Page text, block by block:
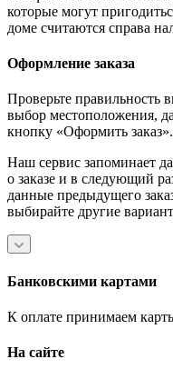
которые могут
доме считаются справа
Оформление заказа
Проверьте правильность
выбор местоположения,
кнопку «Оформить заказ».
Наш сервис запоминает
о заказе и в следующий
данные предыдущего
выбирайте другие
Банковскими картами
К оплате принимаем
На сайте